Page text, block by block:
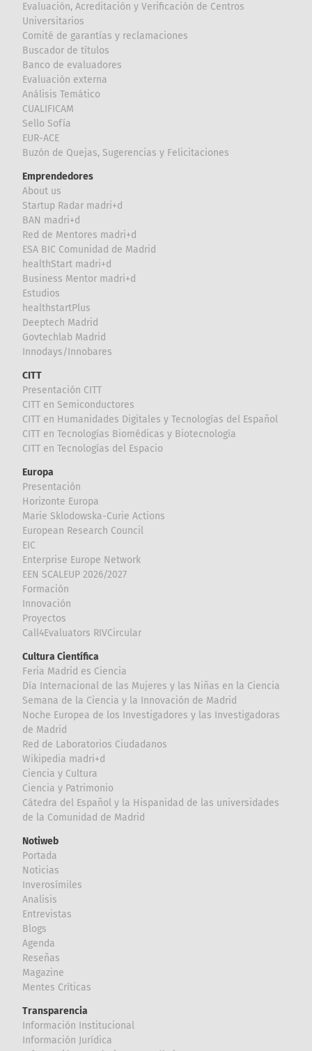
Evaluación, Acreditación y Verificación de Centros
Universitarios
Comité de garantías y reclamaciones
Buscador de títulos
Banco de evaluadores
Evaluación externa
Análisis Temático
CUALIFICAM
Sello Sofía
EUR-ACE
Buzón de Quejas, Sugerencias y Felicitaciones
Emprendedores
About us
Startup Radar madri+d
BAN madri+d
Red de Mentores madri+d
ESA BIC Comunidad de Madrid
healthStart madri+d
Business Mentor madri+d
Estudios
healthstartPlus
Deeptech Madrid
Govtechlab Madrid
Innodays/Innobares
CITT
Presentación CITT
CITT en Semiconductores
CITT en Humanidades Digitales y Tecnologías del Español
CITT en Tecnologías Biomédicas y Biotecnología
CITT en Tecnologías del Espacio
Europa
Presentación
Horizonte Europa
Marie Sklodowska-Curie Actions
European Research Council
EIC
Enterprise Europe Network
EEN SCALEUP 2026/2027
Formación
Innovación
Proyectos
Call4Evaluators RIVCircular
Cultura Científica
Feria Madrid es Ciencia
Día Internacional de las Mujeres y las Niñas en la Ciencia
Semana de la Ciencia y la Innovación de Madrid
Noche Europea de los Investigadores y las Investigadoras
de Madrid
Red de Laboratorios Ciudadanos
Wikipedia madri+d
Ciencia y Cultura
Ciencia y Patrimonio
Cátedra del Español y la Hispanidad de las universidades
de la Comunidad de Madrid
Notiweb
Portada
Noticias
Inverosímiles
Analisis
Entrevistas
Blogs
Agenda
Reseñas
Magazine
Mentes Críticas
Transparencia
Información Institucional
Información Jurídica